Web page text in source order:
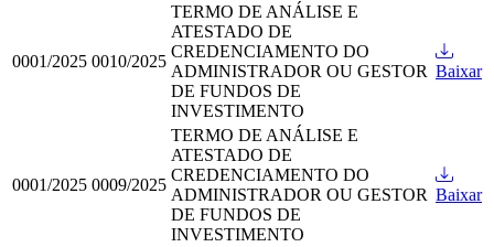
0001/2025 0010/2025
TERMO DE ANÁLISE E
ATESTADO DE
CREDENCIAMENTO DO
ADMINISTRADOR OU GESTOR
DE FUNDOS DE
INVESTIMENTO
Baixar
0001/2025 0009/2025
TERMO DE ANÁLISE E
ATESTADO DE
CREDENCIAMENTO DO
ADMINISTRADOR OU GESTOR
DE FUNDOS DE
INVESTIMENTO
Baixar